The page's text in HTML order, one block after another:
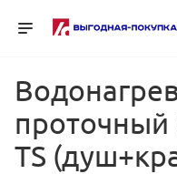
проточный
TS